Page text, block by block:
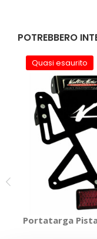
POTREBBERO
Quasi esaurito
Portatarga Pista